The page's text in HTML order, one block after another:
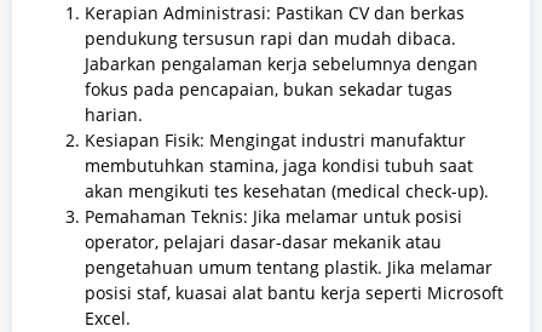
Kerapian Administrasi: Pastikan CV dan berkas
pendukung tersusun rapi dan mudah dibaca.
Jabarkan pengalaman kerja sebelumnya dengan
fokus pada pencapaian, bukan sekadar tugas
harian.
Kesiapan Fisik: Mengingat industri manufaktur
membutuhkan stamina, jaga kondisi tubuh saat
akan mengikuti tes kesehatan (medical check-up).
Pemahaman Teknis: Jika melamar untuk posisi
operator, pelajari dasar-dasar mekanik atau
pengetahuan umum tentang plastik. Jika melamar
posisi staf, kuasai alat bantu kerja seperti Microsoft
Excel.